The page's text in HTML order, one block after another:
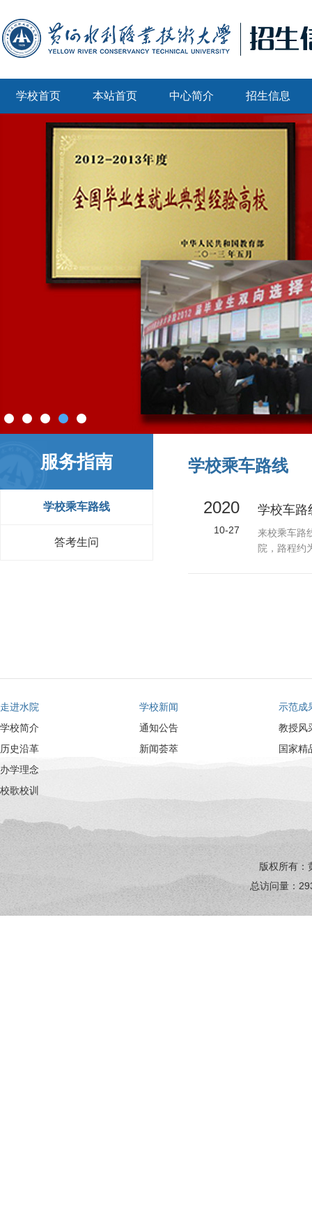
学校首页 本站首页 中心简介 招生信息
服务指南
学校乘车路线
答考生问
学校乘车路线
2020
10-27
学校车路
来校乘车路
院，路程约
走进水院
学校简介
历史沿革
办学理念
校歌校训
学校新闻
通知公告
新闻荟萃
示范成
教授风
国家精
版权所有：
总访问量：